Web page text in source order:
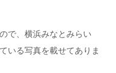
で、横浜みなとみらい
いる写真を載せてありま